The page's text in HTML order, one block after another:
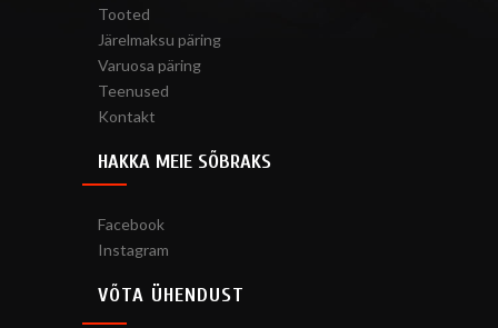
Tooted
Järelmaksu päring
Varuosa päring
Teenused
Kontakt
HAKKA MEIE SÕBRAKS
Facebook
Instagram
VÕTA ÜHENDUST